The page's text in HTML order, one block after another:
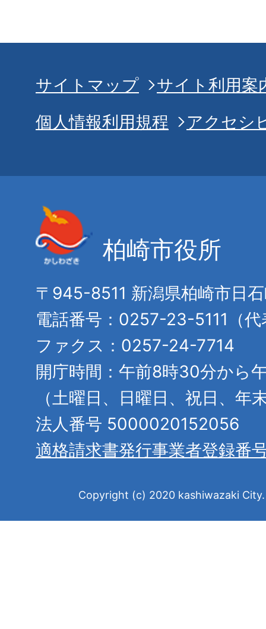
サイトマップ
サイト利用案
個人情報利用規程
アクセシ
柏崎市役所
〒945-8511 新潟県柏崎市日
電話番号：0257-23-5111（代
ファクス：0257-24-7714
開庁時間：午前8時30分から
（土曜日、日曜日、祝日、年
法人番号 5000020152056
適格請求書発行事業者登録番
Copyright (c) 2020 kashiwazaki